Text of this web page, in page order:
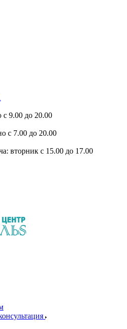
9.00 до 20.00
с 7.00 до 20.00
вторник с 15.00 до 17.00